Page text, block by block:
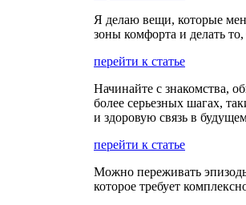
Я делаю вещи, которые
зоны комфорта и делать
перейти к статье
Начинайте с знакомства,
более серьезных шагах,
и здоровую связь в
перейти к статье
Можно переживать
которое требует